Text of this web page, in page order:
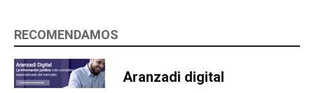
RECOMENDAMOS
Aranzadi digital